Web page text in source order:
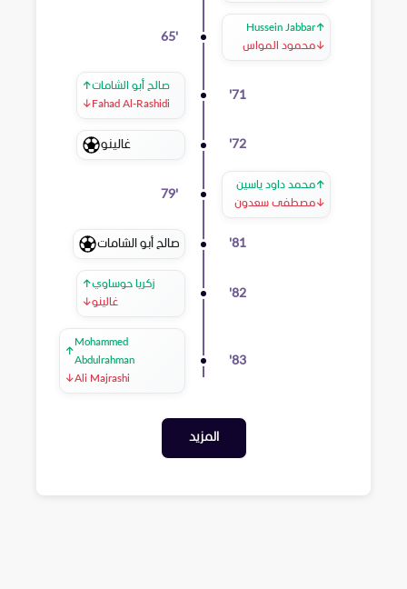
↑
Hussein Jabbar
↓محمود المواس
65'
71
'
↑صالح أبو الشامات
↓ Fahad Al-Rashidi
72
' غالينو
↑محمد داود ياسين
↓مصطفى سعدون
79'
81
' صالح أبو الشامات
82
'
↑زكريا حوساوي
↓غالينو
83
'
↑
Mohammed
Abdulrahman
↓Ali Majrashi
المزيد